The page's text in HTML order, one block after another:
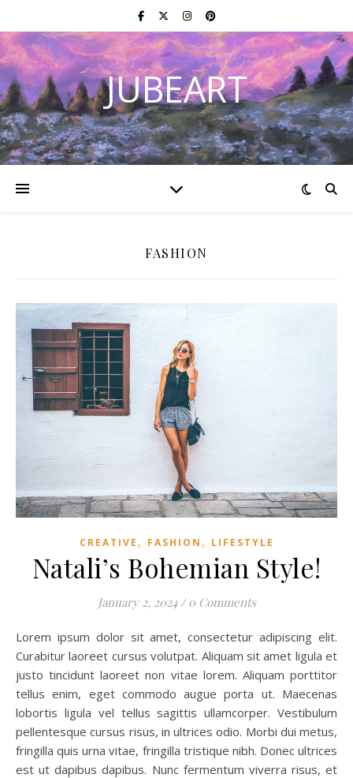
JUBEART
FASHION
CREATIVE , FASHION , LIFESTYLE
Natali’s Bohemian Style!
January 2, 2024 / 0 Comments
Lorem ipsum dolor sit amet, consectetur adipiscing elit.
Curabitur laoreet cursus volutpat. Aliquam sit amet ligula et
justo tincidunt laoreet non vitae lorem. Aliquam porttitor
tellus enim, eget commodo augue porta ut. Maecenas
lobortis ligula vel tellus sagittis ullamcorper. Vestibulum
pellentesque cursus risus, in ultrices odio. Morbi dui metus,
fringilla quis urna vitae, fringilla tristique nibh. Donec ultrices
est ut dapibus dapibus. Nunc fermentum viverra risus, et